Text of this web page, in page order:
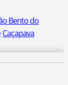
Bento do
Caçapava